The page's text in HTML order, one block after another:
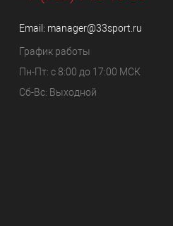
Email: manager@33sport.ru
График работы
Пн-Пт: с 8:00 до 17:00 МСК
Сб-Вс: Выходной